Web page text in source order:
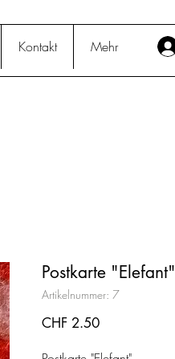
Kontakt Mehr
Postkarte "Elefant"
Artikelnummer: 7
CHF 2.50Preis